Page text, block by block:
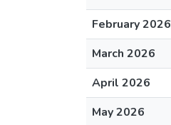
February 2026
March 2026
April 2026
May 2026